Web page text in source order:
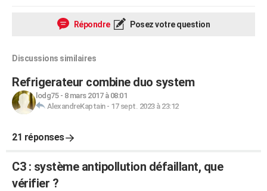
Répondre Posez votre question
Discussions similaires
Refrigerateur combine duo system
lodg75- 8 mars 2017 à 08:01
AlexandreKaptain- 17 sept. 2023 à 23:12
21 réponses
C3 : système antipollution défaillant, que
vérifier ?